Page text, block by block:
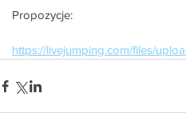
Propozycje:
https://livejumping.com/files/